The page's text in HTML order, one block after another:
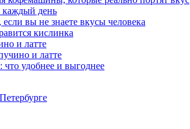
каждый день
вы не знаете вкусы человека
кислинка
и латте
и латте
удобнее и выгоднее